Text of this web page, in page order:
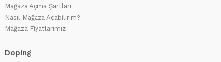
Mağaza Açma Şartları
Nasıl Mağaza Açabilirim?
Mağaza Fiyatlarımız
Doping